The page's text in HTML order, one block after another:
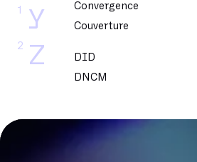
Y
1
Z
2
Convergence
Couverture
DID
DNCM
DSLAM